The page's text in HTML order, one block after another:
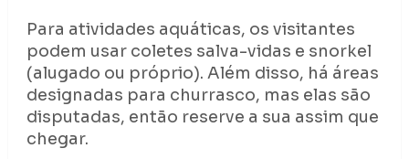
Para atividades aquáticas, os visitantes
podem usar coletes salva-vidas e snorkel
(alugado ou próprio). Além disso, há áreas
designadas para churrasco, mas elas são
disputadas, então reserve a sua assim que
chegar.